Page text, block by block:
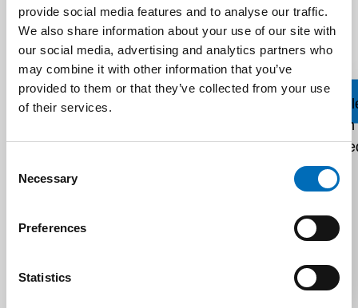
provide social media features and to analyse our traffic.
We also share information about your use of our site with
our social media, advertising and analytics partners who
may combine it with other information that you’ve
provided to them or that they’ve collected from your use
of their services.
Selection
Necessary
Preferences
Statistics